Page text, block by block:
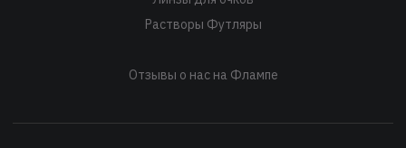
Растворы Футляры
Отзывы о нас на Флампе